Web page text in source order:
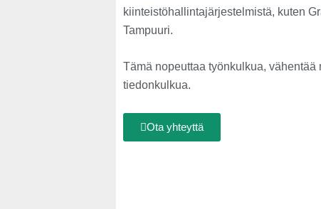
kiinteistöhallintajärjestelmistä, kuten
Tampuuri.
Tämä nopeuttaa työnkulkua,
tiedonkulkua.
Ota yhteyttä